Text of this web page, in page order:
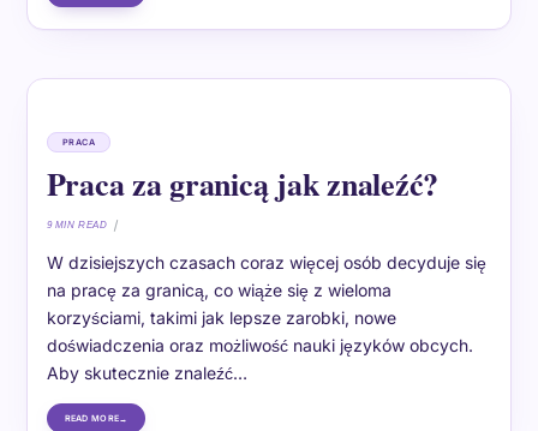
PRACA
Praca za granicą jak znaleźć?
9 MIN READ
W dzisiejszych czasach coraz więcej osób decyduje się
na pracę za granicą, co wiąże się z wieloma
korzyściami, takimi jak lepsze zarobki, nowe
doświadczenia oraz możliwość nauki języków obcych.
Aby skutecznie znaleźć…
READ MORE